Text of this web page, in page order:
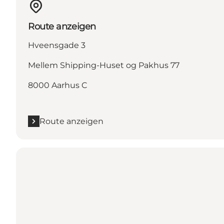
Route anzeigen
Hveensgade 3
Mellem Shipping-Huset og Pakhus 77
8000 Aarhus C
Route anzeigen